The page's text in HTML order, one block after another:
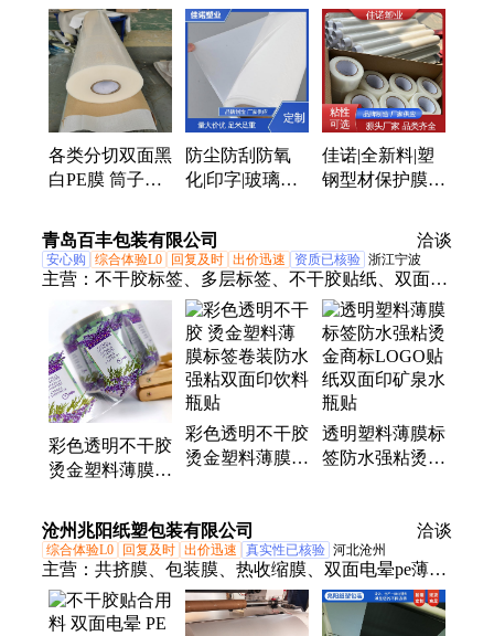
膜、pe包装薄膜、塑料件保护膜、铝板保护膜、家具
保护膜、玻璃保护膜、亚克力板保护膜、铝合金门窗
保护膜、塑钢门窗保护膜、踢脚线保护膜、电梯保护
膜、电器保护膜、防盗门保护膜、木门保护膜、外墙
保温板保护膜、镀锌板保护膜、扣板保护膜、石英石
保护膜、大理石保护膜
各类分切双面黑
白PE膜 筒子原
薄膜 保护膜厂
家
防尘防刮防氧
化|印字|玻璃膜
修|佳诺
佳诺|全新料|塑
钢型材保护膜|
电泳金属板材
青岛百丰包装有限公司 洽谈
安心购 综合体验L0 回复及时 出价迅速 资质已核验 浙江宁波
主营： 不干胶标签、多层标签、不干胶贴纸、双面印
不干胶、双面睫毛底卡、矿泉水标签、农药标签、渔
具标签、外贸小册子标签、折页说明书标签、烫金商
标贴纸、双层不干胶、服装吊牌、圣诞卡通贴纸、卷
装姓名帖、手写姓名帖、水果罐头标签、熨烫服装名
字贴、大桶水标签、食品标签、一物一码标签、防伪
溯源标签、三层标签、间隔胶标签、烫金睫毛卡纸
彩色透明不干胶
烫金塑料薄膜标
双面印饮料瓶贴
彩色透明不干胶
烫金塑料薄膜标
透明塑料薄膜标
签防水强粘烫金
沧州兆阳纸塑包装有限公司 洽谈
综合体验L0 回复及时 出价迅速 真实性已核验 河北沧州
主营： 共挤膜、包装膜、热收缩膜、双面电晕pe薄
膜、打包填充气柱膜